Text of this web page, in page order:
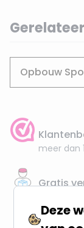
Opbouw
meer dan
Gratis
& 100
Deze